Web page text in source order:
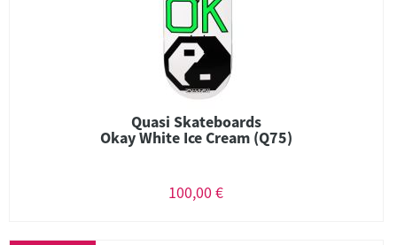
Quasi Skateboards
Okay White Ice Cream (Q75)
100,00 €